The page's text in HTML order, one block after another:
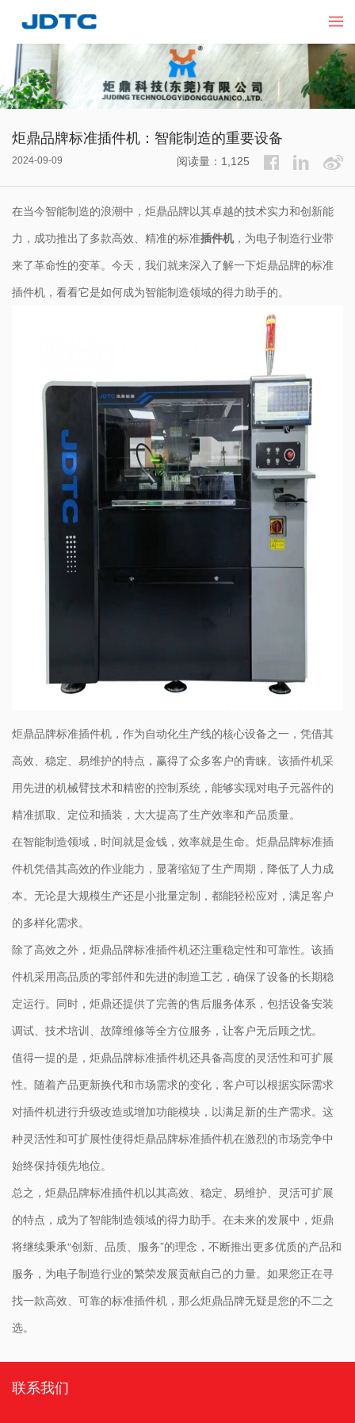
炬鼎品牌标准插件机：智能制造的重要设备
2024-09-09 阅读量：1,125
在当今智能制造的浪潮中，炬鼎品牌以其卓越的技术实力和创新能
力，成功推出了多款高效、精准的标准插件机，为电子制造行业带
来了革命性的变革。今天，我们就来深入了解一下炬鼎品牌的标准
插件机，看看它是如何成为智能制造领域的得力助手的。
炬鼎品牌标准插件机，作为自动化生产线的核心设备之一，凭借其
高效、稳定、易维护的特点，赢得了众多客户的青睐。该插件机采
用先进的机械臂技术和精密的控制系统，能够实现对电子元器件的
精准抓取、定位和插装，大大提高了生产效率和产品质量。
在智能制造领域，时间就是金钱，效率就是生命。炬鼎品牌标准插
件机凭借其高效的作业能力，显著缩短了生产周期，降低了人力成
本。无论是大规模生产还是小批量定制，都能轻松应对，满足客户
的多样化需求。
除了高效之外，炬鼎品牌标准插件机还注重稳定性和可靠性。该插
件机采用高品质的零部件和先进的制造工艺，确保了设备的长期稳
定运行。同时，炬鼎还提供了完善的售后服务体系，包括设备安装
调试、技术培训、故障维修等全方位服务，让客户无后顾之忧。
值得一提的是，炬鼎品牌标准插件机还具备高度的灵活性和可扩展
性。随着产品更新换代和市场需求的变化，客户可以根据实际需求
对插件机进行升级改造或增加功能模块，以满足新的生产需求。这
种灵活性和可扩展性使得炬鼎品牌标准插件机在激烈的市场竞争中
始终保持领先地位。
总之，炬鼎品牌标准插件机以其高效、稳定、易维护、灵活可扩展
的特点，成为了智能制造领域的得力助手。在未来的发展中，炬鼎
将继续秉承“创新、品质、服务”的理念，不断推出更多优质的产品和
服务，为电子制造行业的繁荣发展贡献自己的力量。如果您正在寻
找一款高效、可靠的标准插件机，那么炬鼎品牌无疑是您的不二之
选。
联系我们